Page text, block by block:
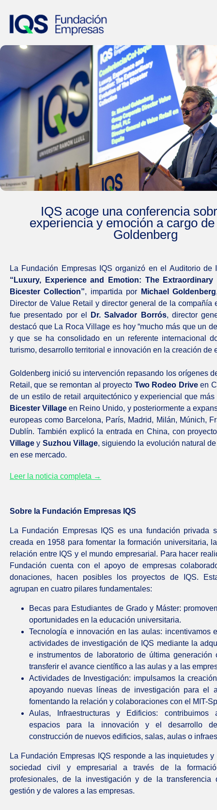
IQS acoge una conferencia
experiencia y emoción a cargo
Goldenberg
La Fundación Empresas IQS organizó en el Auditorio de
“Luxury, Experience and Emotion: The
Bicester Collection”, impartida por Michael Goldenberg
Director de Value Retail y director general de la compañía
fue presentado por el
Dr. Salvador Borrós, director
destacó que La Roca Village es hoy “mucho más que un
y que se ha consolidado en un referente internacional
turismo, desarrollo territorial e innovación en la creación de
Goldenberg inició su intervención repasando los orígenes
Retail, que se remontan al proyecto Two Rodeo Driveen
de un estilo de retail arquitectónico y experiencial que
Bicester Village en Reino Unido, y posteriormente a
europeas como Barcelona, París, Madrid, Milán, Múnich,
Dublín. También explicó la entrada en China, con
Village y Suzhou Village, siguiendo la evolución natural
en ese mercado.
Leer la noticia completa →
Sobre la Fundación Empresas IQS
La Fundación Empresas IQS es una fundación privada
creada en 1958 para fomentar la formación universitaria,
relación entre IQS y el mundo empresarial. Para hacer
Fundación cuenta con el apoyo de empresas
donaciones, hacen posibles los proyectos de IQS.
agrupan en cuatro pilares fundamentales:
Becas para Estudiantes de Grado y Máster:
oportunidades en la educación universitaria.
Tecnología e innovación en las aulas: incentivamos
actividades de investigación de IQS mediante la
e instrumentos de laboratorio de última
transferir el avance científico a las aulas y a las
Actividades de Investigación: impulsamos la
apoyando nuevas líneas de investigación para el
fomentando la relación y colaboraciones con el MIT-
Aulas, Infraestructuras y Edificios: contribuimos
espacios para la innovación y el desarrollo
construcción de nuevos edificios, salas, aulas o
La Fundación Empresas IQS responde a las inquietudes
sociedad civil y empresarial a través de la
profesionales, de la investigación y de la transferencia
gestión y de valores a las empresas.